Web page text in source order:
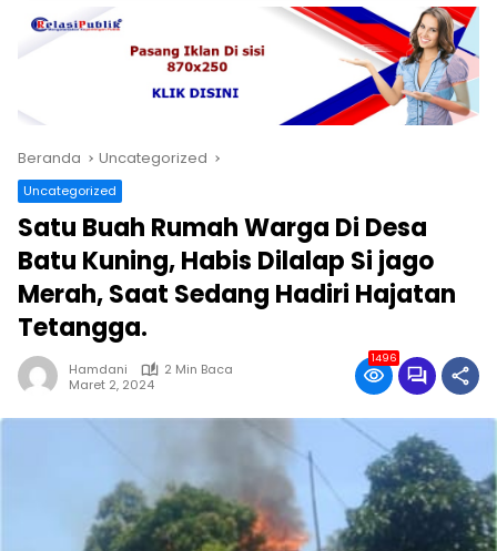
Beranda Uncategorized
Uncategorized
Satu Buah Rumah Warga Di Desa
Batu Kuning, Habis Dilalap Si jago
Merah, Saat Sedang Hadiri Hajatan
Tetangga.
Hamdani
2 Min Baca
Maret 2, 2024
1496